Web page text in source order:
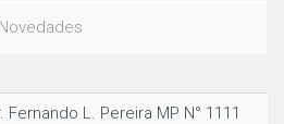
Novedades
Fernando L. Pereira MP N° 1111